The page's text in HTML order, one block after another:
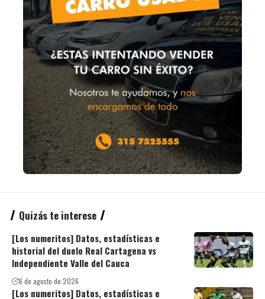
Quizás te interese
[Los numeritos] Datos, estadísticas e
historial del duelo Real Cartagena vs
Independiente Valle del Cauca
6 de agosto de 2026
[Los numeritos] Datos, estadísticas e